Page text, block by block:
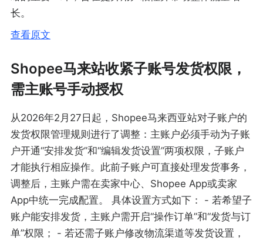
长。
查看原文
Shopee马来站收紧子账号发货权限，
需主账号手动授权
从2026年2月27日起，Shopee马来西亚站对子账户的
发货权限管理规则进行了调整：主账户必须手动为子账
户开通“安排发货”和“编辑发货设置”两项权限，子账户
才能执行相应操作。此前子账户可直接处理发货事务，
调整后，主账户需在卖家中心、Shopee App或卖家
App中统一完成配置。 具体设置方式如下： - 若希望子
账户能安排发货，主账户需开启“操作订单”和“发货与订
单”权限； - 若还需子账户修改物流渠道等发货设置，